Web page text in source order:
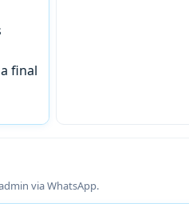
final
via WhatsApp.